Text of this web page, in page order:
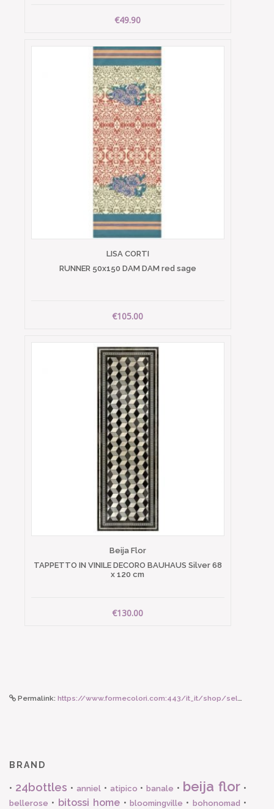
€49.90
LISA CORTI
RUNNER 50x150 DAM DAM red sage
€105.00
Beija Flor
TAPPETTO IN VINILE DECORO BAUHAUS Silver 68
x 120 cm
€130.00
Permalink: https://www.formecolori.com:443/it_it/shop/seletti_art_de_la_table/ciotole/seletti_ciotola_per_frutta_hybrid_irene/5840
BRAND
• 24bottles • anniel• atipico •banale • beija flor •
bellerose • bitossi home • bloomingville • bohonomad •